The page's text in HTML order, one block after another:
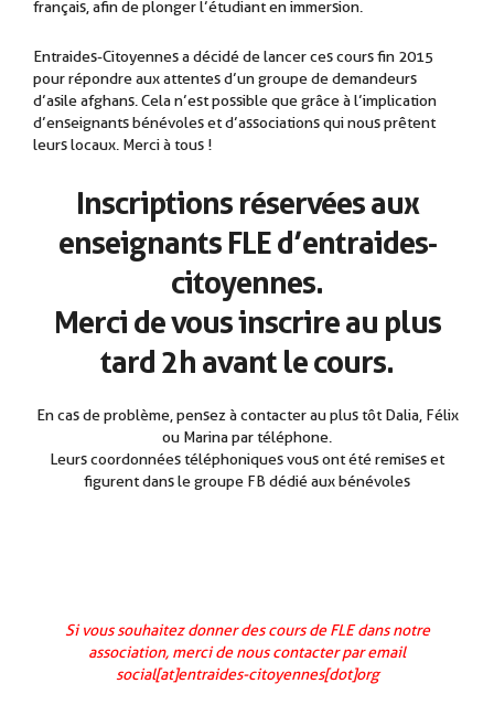
français, afin de plonger l’étudiant en immersion.
Entraides-Citoyennes a décidé de lancer ces cours fin 2015
pour répondre aux attentes d’un groupe de demandeurs
d’asile afghans. Cela n’est possible que grâce à l’implication
d’enseignants bénévoles et d’associations qui nous prêtent
leurs locaux. Merci à tous !
Inscriptions réservées aux
enseignants FLE d’entraides-
citoyennes.
Merci de vous inscrire au plus
tard 2h avant le cours.
En cas de problème, pensez à contacter au plus tôt Dalia, Félix
ou Marina par téléphone.
Leurs coordonnées téléphoniques vous ont été remises et
figurent dans le groupe FB dédié aux bénévoles
Si vous souhaitez donner des cours de FLE dans notre
association, merci de nous contacter par email
social[at]entraides-citoyennes[dot]org